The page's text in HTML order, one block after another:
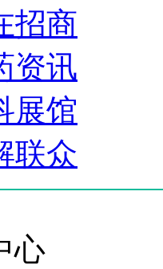
招商
资讯
展馆
联众
心